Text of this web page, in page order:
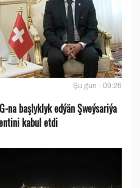
Şu gün - 09:26
na başlyklyk edýän Şweýsariýa
kabul etdi